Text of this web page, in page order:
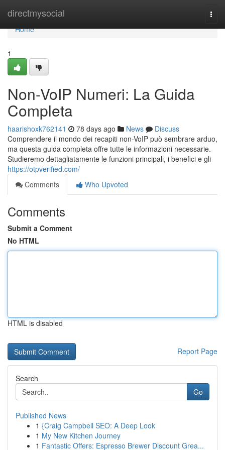
directmysocial
Home
Home
1
Non-VoIP Numeri: La Guida
Completa
haarishoxk762141 78 days ago News
Discuss
Comprendere il mondo dei recapiti non-VoIP può sembrare arduo,
ma questa guida completa offre tutte le informazioni necessarie.
Studieremo dettagliatamente le funzioni principali, i benefici e gli
https://otpverified.com/
Comments
Who Upvoted
Comments
Submit a Comment
No HTML
HTML is disabled
Report Page
Search
Go
Published News
1 {Craig Campbell SEO: A Deep Look
1 My New Kitchen Journey
1 Fantastic Offers: Espresso Brewer Discount Grea...